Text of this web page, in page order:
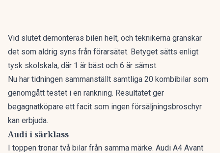
Vid slutet demonteras bilen helt, och teknikerna granskar
det som aldrig syns från förarsätet. Betyget sätts enligt
tysk skolskala, där 1 är bäst och 6 är sämst.
Nu har tidningen sammanställt samtliga 20 kombibilar som
genomgått testet i en rankning. Resultatet ger
begagnatköpare ett facit som ingen försäljningsbroschyr
kan erbjuda.
Audi i särklass
I toppen tronar två bilar från samma märke. Audi A4 Avant